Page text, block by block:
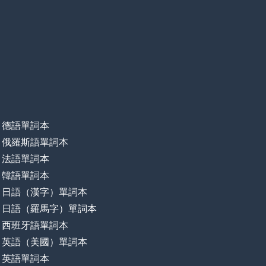
德語單詞本
俄羅斯語單詞本
法語單詞本
韓語單詞本
日語（漢字）單詞本
日語（羅馬字）單詞本
西班牙語單詞本
英語（美國）單詞本
英語單詞本